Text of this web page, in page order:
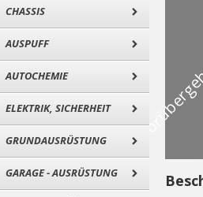
CHASSIS
AUSPUFF
AUTOCHEMIE
ELEKTRIK, SICHERHEIT
GRUNDAUSRÜSTUNG
GARAGE - AUSRÜSTUNG